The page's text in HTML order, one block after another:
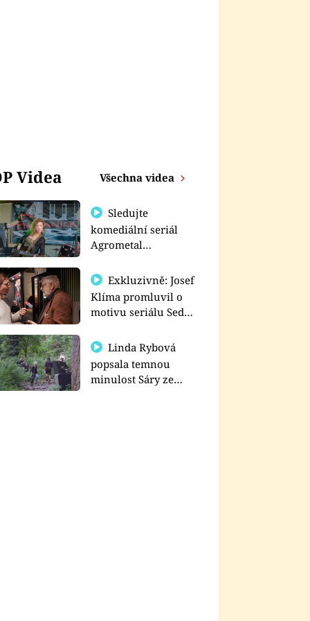
Videa Všechna videa
Sledujte
komediální seriál
Agrometal
prima+
Exkluzivně: Josef
Klíma promluvil o
motivu seriálu Sedm
Linda Rybová
popsala temnou
minulost Sáry ze